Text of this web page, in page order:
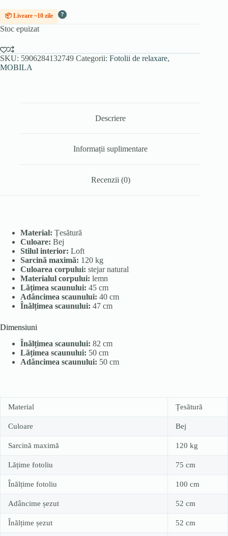
📦 Livrare ~10 zile ?
Stoc epuizat
SKU: 5906284132749 Categorii: Fotolii de relaxare,
MOBILA
Descriere
Informații suplimentare
Recenzii (0)
Material: Țesătură
Culoare: Bej
Stilul interior: Loft
Sarcină maximă: 120 kg
Culoarea corpului: stejar natural
Materialul corpului: lemn
Lățimea scaunului: 45 cm
Adâncimea scaunului: 40 cm
Înălțimea scaunului: 47 cm
Dimensiuni
Înălțimea scaunului: 82 cm
Lățimea scaunului: 50 cm
Adâncimea scaunului: 50 cm
Material Țesătură
Culoare Bej
Sarcină maximă 120 kg
Lățime fotoliu 75 cm
Înălțime fotoliu 100 cm
Adâncime șezut 52 cm
Înălțime șezut 52 cm